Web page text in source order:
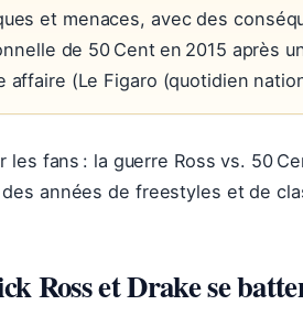
et menaces, avec des
de 50 Cent en 2015 après
affaire (Le Figaro (quotidien
les fans : la guerre Ross vs. 50
années de freestyles et de
Ross et Drake se